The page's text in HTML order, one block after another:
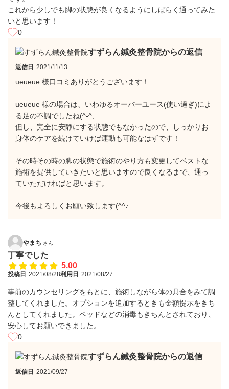
これから少しでも脚の状態が良くなるようにしばらく通ってみた
いと思います！
0
すずらん鍼灸整骨院からの返信
返信日 2021/11/13
ueueue 様口コミありがとうございます！
ueueue 様の場合は、いわゆるオーバーユース(使い過ぎ)によ
る足の不調でしたね(^-^;
但し、完全に安静にする状態でもなかったので、しっかりお
身体のケアを続けていけば運動も可能なはずです！
その時その時の脚の状態で施術のやり方も変更してベストな
施術を提供していきたいと思いますので良くなるまで、通っ
ていただければと思います。
今後もよろしくお願い致します(^^♪
やまち さん
丁寧でした
5.00
投稿日 2021/08/28利用日 2021/08/27
事前のカウンセリングをもとに、施術しながら体の具合をみて調
整してくれました。オプションを追加するときも金額提示をきち
んとしてくれました。ベッドなどの消毒もきちんとされており、
安心してお願いできました。
0
すずらん鍼灸整骨院からの返信
返信日 2021/09/27